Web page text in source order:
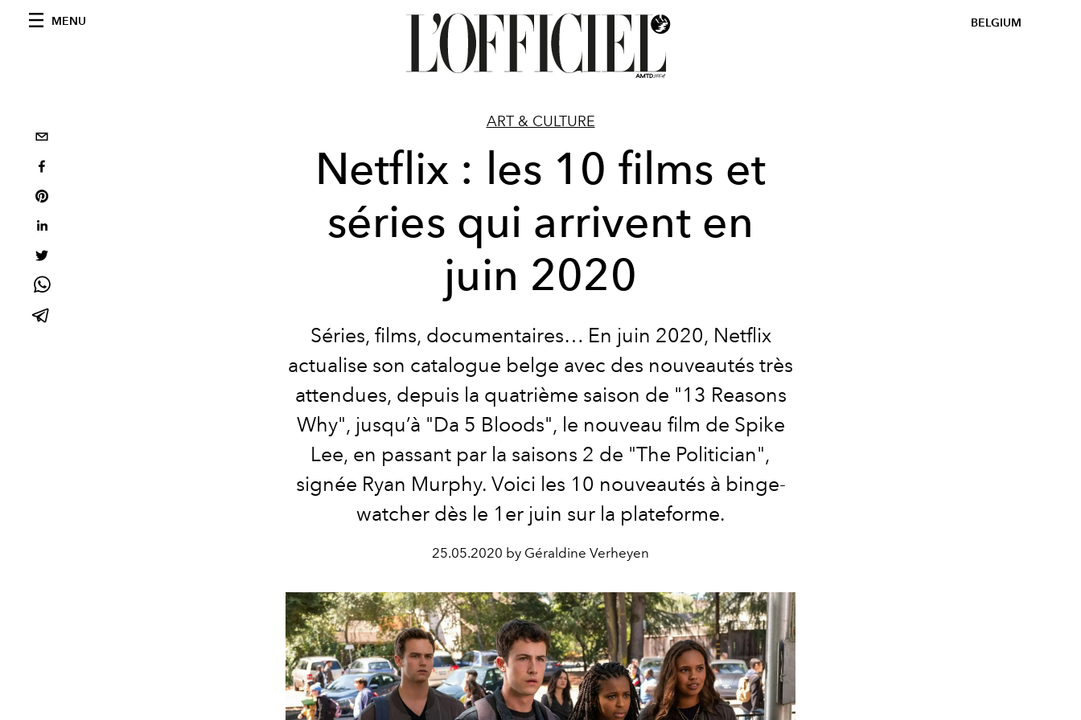
MENU BELGIUM
ART & CULTURE
Netflix : les 10 films et
séries qui arrivent en
juin 2020
Séries, films, documentaires… En juin 2020, Netflix
actualise son catalogue belge avec des nouveautés très
attendues, depuis la quatrième saison de "13 Reasons
Why", jusqu’à "Da 5 Bloods", le nouveau film de Spike
Lee, en passant par la saisons 2 de "The Politician",
signée Ryan Murphy. Voici les 10 nouveautés à binge-
watcher dès le 1er juin sur la plateforme.
25.05.2020 by Géraldine Verheyen